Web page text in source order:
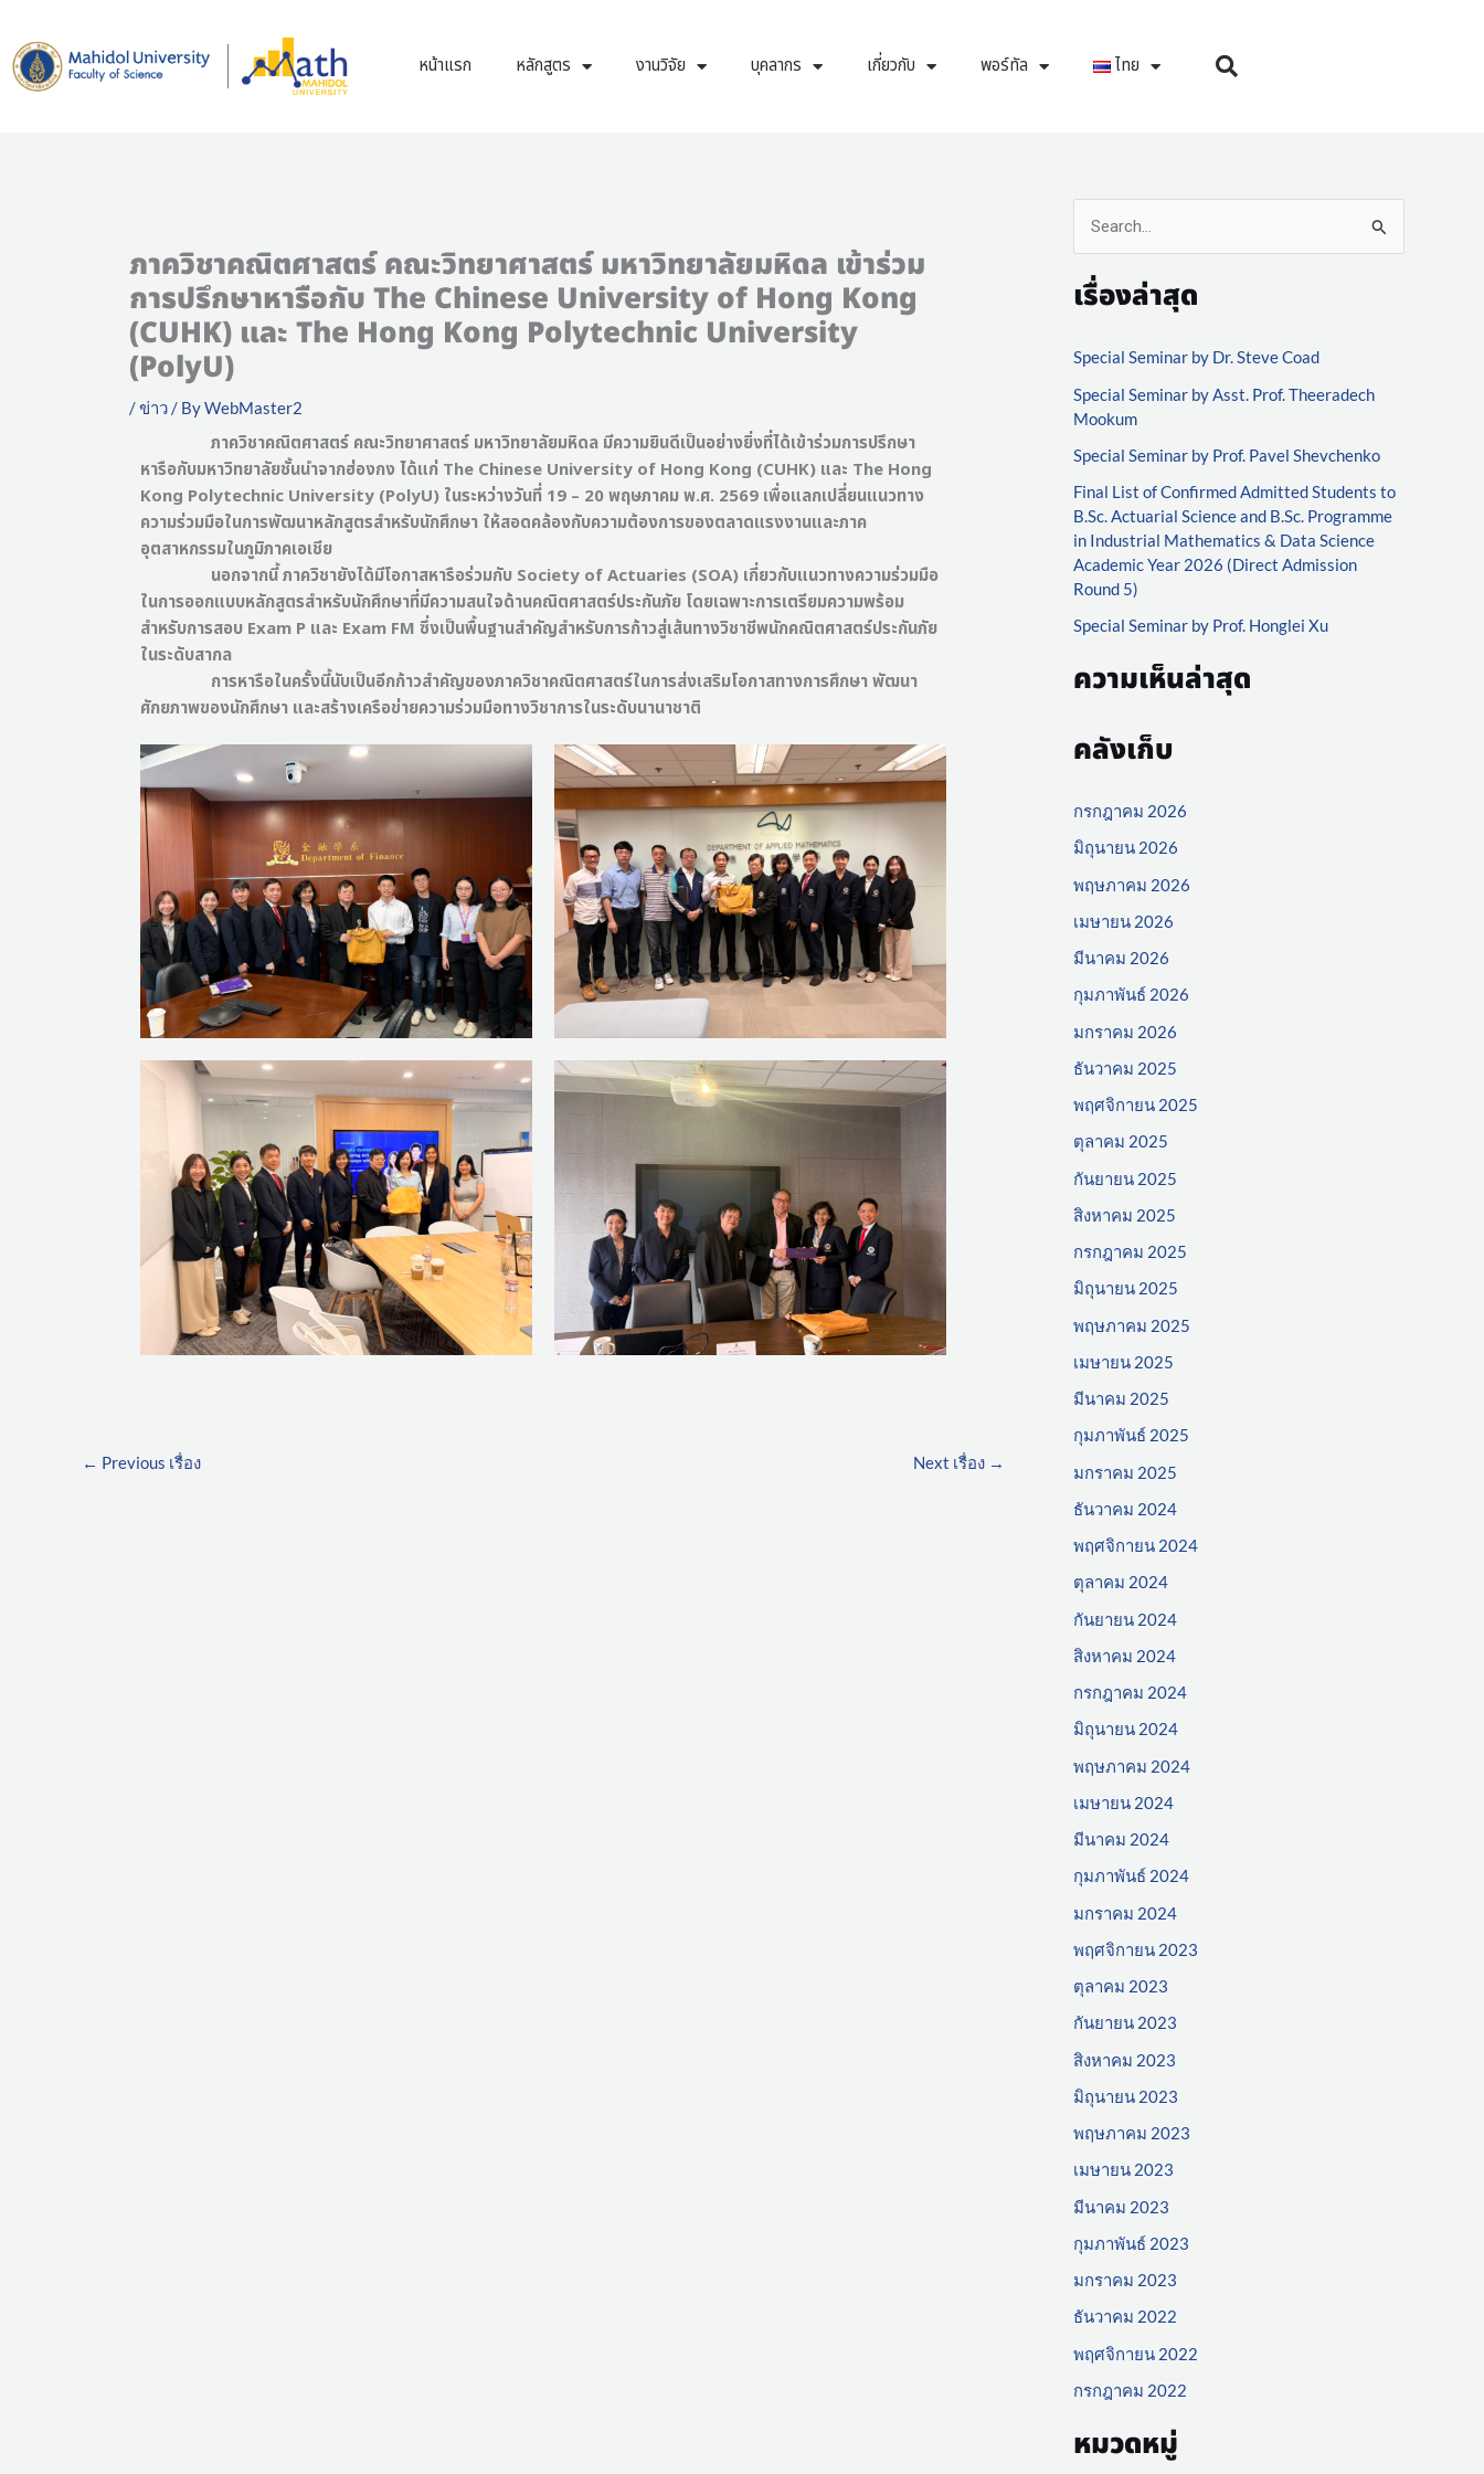
content
หน้าแรก หลักสูตร งานวิจัย บุคลากร เกี่ยวกับ พอร์ทัล ไทย
ภาควิชาคณิตศาสตร์ คณะวิทยาศาสตร์ มหาวิทยาลัยมหิดล เข้าร่วม
การปรึกษาหารือกับ The Chinese University of Hong Kong
(CUHK) และ The Hong Kong Polytechnic University
(PolyU)
/ข่าว/ ByWebMaster2
ภาควิชาคณิตศาสตร์ คณะวิทยาศาสตร์ มหาวิทยาลัยมหิดล มีความยินดีเป็นอย่างยิ่งที่ได้เข้าร่วมการปรึกษา
หารือกับมหาวิทยาลัยชั้นนำจากฮ่องกง ได้แก่ The Chinese University of Hong Kong (CUHK) และ The Hong
Kong Polytechnic University (PolyU) ในระหว่างวันที่ 19 – 20 พฤษภาคม พ.ศ. 2569 เพื่อแลกเปลี่ยนแนวทาง
ความร่วมมือในการพัฒนาหลักสูตรสำหรับนักศึกษา ให้สอดคล้องกับความต้องการของตลาดแรงงานและภาค
อุตสาหกรรมในภูมิภาคเอเชีย
นอกจากนี้ ภาควิชายังได้มีโอกาสหารือร่วมกับ Society of Actuaries (SOA) เกี่ยวกับแนวทางความร่วมมือ
ในการออกแบบหลักสูตรสำหรับนักศึกษาที่มีความสนใจด้านคณิตศาสตร์ประกันภัย โดยเฉพาะการเตรียมความพร้อม
สำหรับการสอบ Exam P และ Exam FM ซึ่งเป็นพื้นฐานสำคัญสำหรับการก้าวสู่เส้นทางวิชาชีพนักคณิตศาสตร์ประกันภัย
ในระดับสากล
การหารือในครั้งนี้นับเป็นอีกก้าวสำคัญของภาควิชาคณิตศาสตร์ในการส่งเสริมโอกาสทางการศึกษา พัฒนา
ศักยภาพของนักศึกษา และสร้างเครือข่ายความร่วมมือทางวิชาการในระดับนานาชาติ
← Previous เรื่อง Next เรื่อง →
a
c
h
f
o
r
:
เรื่องล่าสุด
Special Seminar by Dr. Steve Coad
Special Seminar by Asst. Prof. Theeradech
Mookum
Special Seminar by Prof. Pavel Shevchenko
Final List of Confirmed Admitted Students to
B.Sc. Actuarial Science and B.Sc. Programme
in Industrial Mathematics & Data Science
Academic Year 2026 (Direct Admission
Round 5)
Special Seminar by Prof. Honglei Xu
ความเห็นล่าสุด
คลังเก็บ
กรกฎาคม 2026
มิถุนายน 2026
พฤษภาคม 2026
เมษายน 2026
มีนาคม 2026
กุมภาพันธ์ 2026
มกราคม 2026
ธันวาคม 2025
พฤศจิกายน 2025
ตุลาคม 2025
กันยายน 2025
สิงหาคม 2025
กรกฎาคม 2025
มิถุนายน 2025
พฤษภาคม 2025
เมษายน 2025
มีนาคม 2025
กุมภาพันธ์ 2025
มกราคม 2025
ธันวาคม 2024
พฤศจิกายน 2024
ตุลาคม 2024
กันยายน 2024
สิงหาคม 2024
กรกฎาคม 2024
มิถุนายน 2024
พฤษภาคม 2024
เมษายน 2024
มีนาคม 2024
กุมภาพันธ์ 2024
มกราคม 2024
พฤศจิกายน 2023
ตุลาคม 2023
กันยายน 2023
สิงหาคม 2023
มิถุนายน 2023
พฤษภาคม 2023
เมษายน 2023
มีนาคม 2023
กุมภาพันธ์ 2023
มกราคม 2023
ธันวาคม 2022
พฤศจิกายน 2022
กรกฎาคม 2022
หมวดหมู่